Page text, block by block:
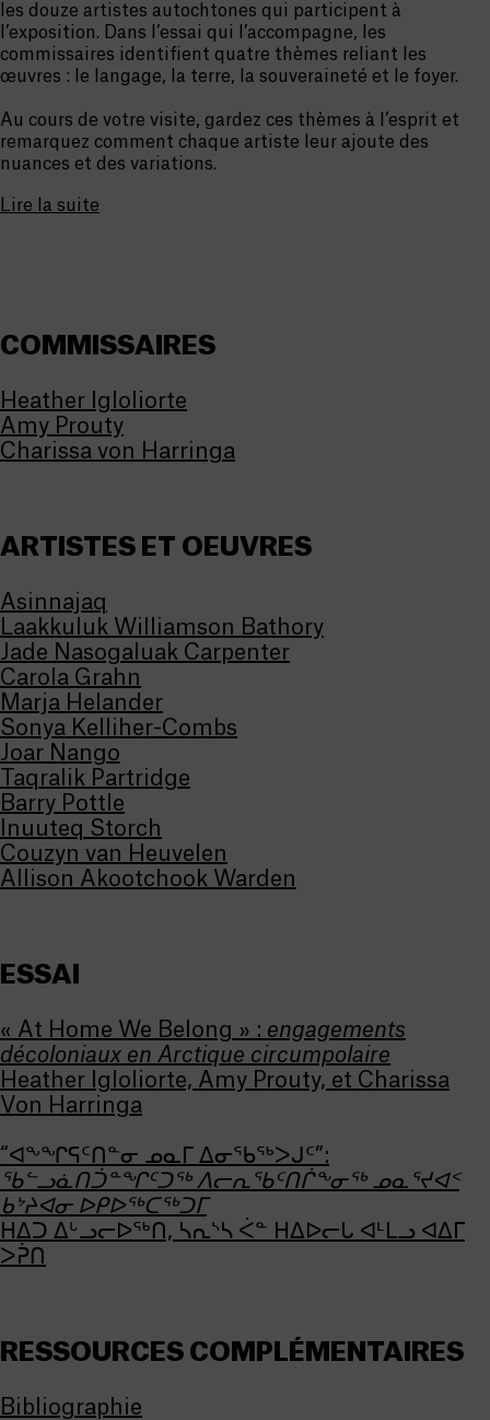
les douze artistes autochtones qui participent à
l’exposition. Dans l’essai qui l’accompagne, les
commissaires identifient quatre thèmes reliant les
œuvres : le langage, la terre, la souveraineté et le foyer.
Au cours de votre visite, gardez ces thèmes à l’esprit et
remarquez comment chaque artiste leur ajoute des
nuances et des variations.
Lire la suite
COMMISSAIRES
Heather Igloliorte
Amy Prouty
Charissa von Harringa
ARTISTES ET OEUVRES
Asinnajaq
Laakkuluk Williamson Bathory
Jade Nasogaluak Carpenter
Carola Grahn
Marja Helander
Sonya Kelliher-Combs
Joar Nango
Taqralik Partridge
Barry Pottle
Inuuteq Storch
Couzyn van Heuvelen
Allison Akootchook Warden
ESSAI
« At Home We Belong » : engagements
décoloniaux en Arctique circumpolaire
Heather Igloliorte, Amy Prouty, et Charissa
Von Harringa
“ᐊᖕᖏᕋᑦᑎᓐᓂ ᓄᓇᒥ ᐃᓂᖃᖅᐳᒍᑦ”:
ᖃᓪᓗᓈᑎᑑᓐᖏᑦᑐᖅ ᐱᓕᕆᖃᑦᑎᒌᖕᓂᖅ ᓄᓇᕐᔪᐊᑉ
ᑲᔾᔨᐊᓂ ᐅᑭᐅᖅᑕᖅᑐᒥ
ᕼᐃᑐ ᐃᒡᓗᓕᐅᖅᑎ, ᓴᕆᔅᓴ ᐹᓐ ᕼᐃᐅᓕᒐ ᐊᒻᒪᓗ ᐊᐃᒥ
ᐳᕉᑎ
RESSOURCES COMPLÉMENTAIRES
Bibliographie